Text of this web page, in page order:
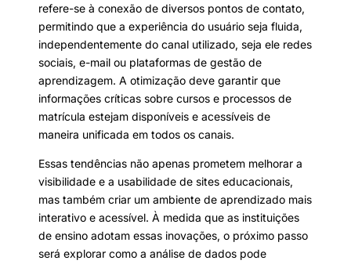
refere-se à conexão de diversos pontos de contato,
permitindo que a experiência do usuário seja fluida,
independentemente do canal utilizado, seja ele redes
sociais, e-mail ou plataformas de gestão de
aprendizagem. A otimização deve garantir que
informações críticas sobre cursos e processos de
matrícula estejam disponíveis e acessíveis de
maneira unificada em todos os canais.
Essas tendências não apenas prometem melhorar a
visibilidade e a usabilidade de sites educacionais,
mas também criar um ambiente de aprendizado mais
interativo e acessível. À medida que as instituições
de ensino adotam essas inovações, o próximo passo
será explorar como a análise de dados pode